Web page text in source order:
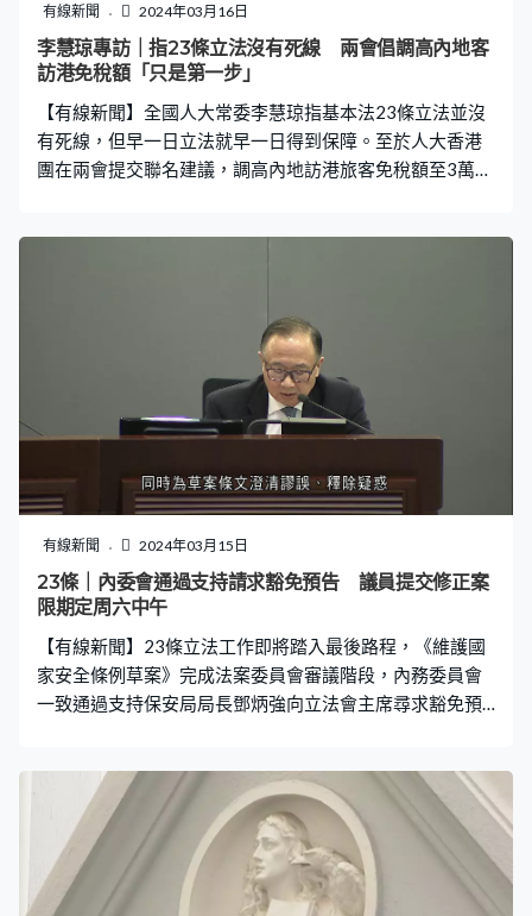
有線新聞 2024年03月16日
李慧琼專訪｜指23條立法沒有死線 兩會倡調高內地客
訪港免稅額「只是第一步」
【有線新聞】全國人大常委李慧琼指基本法23條立法並沒
有死線，但早一日立法就早一日得到保障。至於人大香港
團在兩會提交聯名建議，調高內地訪港旅客免稅額至3萬
是境外，這是第一點，始終都涉及境外和境內不同處理方
法。大家去了海南後，如果想購物，是可以透過郵寄寄回
去。我們有委員都有提出，但郵寄部分涉一個很成熟的，
或能夠執行的應用程式，香港是沒有這種配套。我當時與
相關部委討論時，他們亦有指出這些內容，所以有不同的
港盡快完成23條立法，李慧琼指早一日立法就早一日得到
保障，「這份是欠了20多年的功課，經歷了2019年大家都
明白國家安全與我們生活息息相關，所以早一日立法，能
夠有早一日的保障，讓大家可以輕裝上陣，發展經濟、改
善民生。社會都明白，我認為是整體特區政府的判斷。
清楚，沒有死線，但我認為最重要是有高
有線新聞 2024年03月15日
23條｜內委會通過支持請求豁免預告 議員提交修正案
限期定周六中午
【有線新聞】23條立法工作即將踏入最後路程，《維護國
家安全條例草案》完成法案委員會審議階段，內務委員會
一致通過支持保安局局長鄧炳強向立法會主席尋求豁免預
會口頭報告，支持盡早將法案恢復二讀。《維護國家安全
條例草案》委員會主席廖長江：「小組委員會連同法案委
員會合共舉行25次會議，進行近50小時的討論，委員深入
而全面地審議每一條條文，政府當局清晰向委員解釋立法
原意和相關細節，同時為草案條文澄清謬誤、釋除疑